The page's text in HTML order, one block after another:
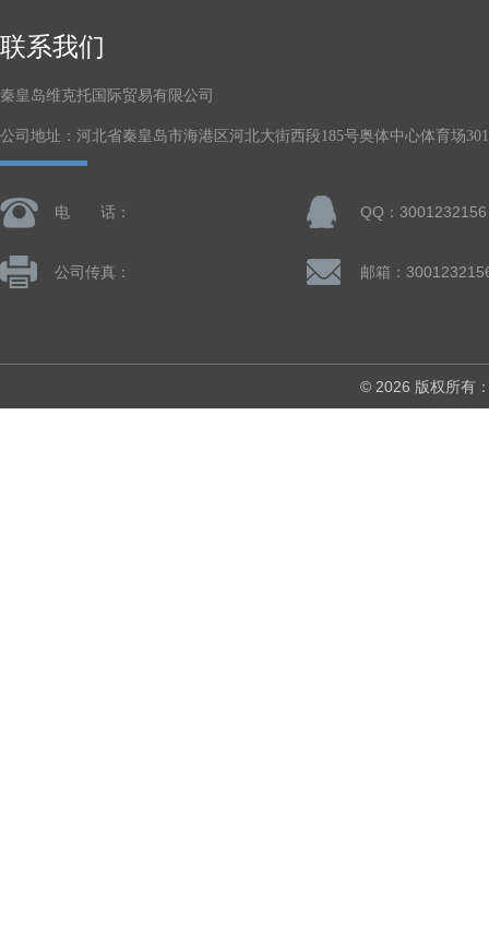
联系我们
秦皇岛维克托国际贸易有限公司
公司地址：河北省秦皇岛市海港区河北大街西段185号奥体中心体育场
电 话： QQ：3001232156
公司传真： 邮箱：
© 2026 版权所有